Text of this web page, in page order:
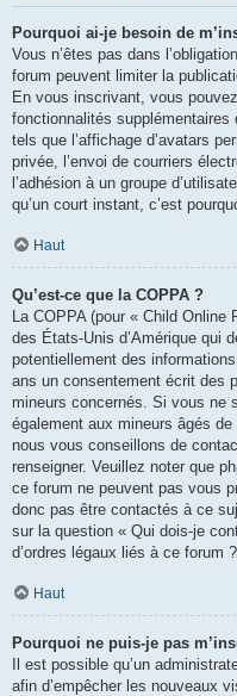
Pourquoi ai-je besoin de
Vous n’êtes pas dans
forum peuvent limiter la
En vous inscrivant, vous
fonctionnalités
tels que l’affichage d’avatars
privée, l’envoi de courriers
l’adhésion à un groupe
qu’un court instant, c’est
Haut
Qu’est-ce que la COPPA ?
La COPPA (pour « Child
des États-Unis d’Amérique qui
potentiellement des
ans un consentement écrit des
mineurs concernés. Si vous ne
également aux mineurs âgés
nous vous conseillons de
renseigner. Veuillez noter que
ce forum ne peuvent pas vous
donc pas être contactés à ce
sur la question « Qui dois-je
d’ordres légaux liés à ce forum
Haut
Pourquoi ne puis-je pas
Il est possible qu’un
afin d’empêcher les nouveaux